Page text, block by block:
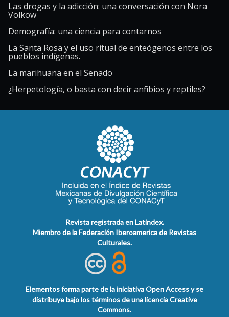
Las drogas y la adicción: una conversación con Nora
Volkow
Demografía: una ciencia para contarnos
La Santa Rosa y el uso ritual de enteógenos entre los
pueblos indígenas.
La marihuana en el Senado
¿Herpetología, o basta con decir anfibios y reptiles?
Revista registrada en Latindex.
Miembro de la Federación Iberoamerica de Revistas
Culturales.
Elementos forma parte de la iniciativa Open Access y se
distribuye bajo los términos de una licencia Creative
Commons.